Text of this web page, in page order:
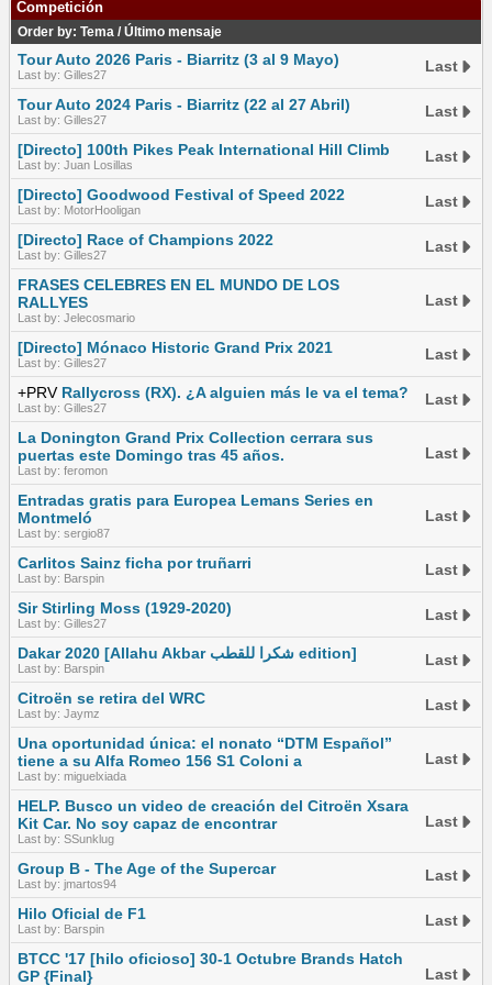
Competición
Order by: Tema / Último mensaje
Tour Auto 2026 Paris - Biarritz (3 al 9 Mayo)
Last by: Gilles27 Last
Tour Auto 2024 Paris - Biarritz (22 al 27 Abril)
Last by: Gilles27 Last
[Directo] 100th Pikes Peak International Hill Climb
Last by: Juan Losillas Last
[Directo] Goodwood Festival of Speed 2022
Last by: MotorHooligan Last
[Directo] Race of Champions 2022
Last by: Gilles27 Last
FRASES CELEBRES EN EL MUNDO DE LOS
RALLYES
Last by: Jelecosmario
Last
[Directo] Mónaco Historic Grand Prix 2021
Last by: Gilles27 Last
+PRV Rallycross (RX). ¿A alguien más le va el tema?
Last by: Gilles27 Last
La Donington Grand Prix Collection cerrara sus
puertas este Domingo tras 45 años.
Last by: feromon
Last
Entradas gratis para Europea Lemans Series en
Montmeló
Last by: sergio87
Last
Carlitos Sainz ficha por truñarri
Last by: Barspin Last
Sir Stirling Moss (1929-2020)
Last by: Gilles27 Last
Dakar 2020 [Allahu Akbar شكرا للقطب edition]
Last by: Barspin Last
Citroën se retira del WRC
Last by: Jaymz Last
Una oportunidad única: el nonato “DTM Español”
tiene a su Alfa Romeo 156 S1 Coloni a
Last by: miguelxiada
Last
HELP. Busco un video de creación del Citroën Xsara
Kit Car. No soy capaz de encontrar
Last by: SSunklug
Last
Group B - The Age of the Supercar
Last by: jmartos94 Last
Hilo Oficial de F1
Last by: Barspin Last
BTCC '17 [hilo oficioso] 30-1 Octubre Brands Hatch
GP {Final}
Last